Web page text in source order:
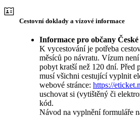
Cestovní doklady a vízové informace
Informace pro občany
K vycestování je potřeba
měsíců po návratu. Vízum
pobyt kratší než 120 dní. Před
musí všichni cestující vyplnit
webové stránce: https://
uschovat si (vytištěný či
kód.
Návod na vyplnění formuláře